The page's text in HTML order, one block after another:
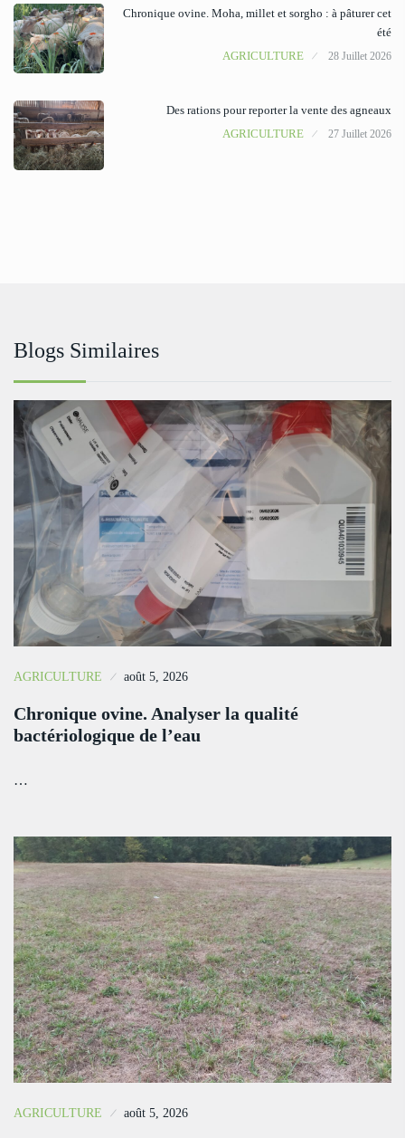
Chronique ovine. Moha, millet et sorgho : à pâturer cet
été
AGRICULTURE
28 Juillet 2026
Des rations pour reporter la vente des agneaux
AGRICULTURE
27 Juillet 2026
Blogs Similaires
AGRICULTURE août 5, 2026
Chronique ovine. Analyser la qualité
bactériologique de l’eau
…
AGRICULTURE août 5, 2026